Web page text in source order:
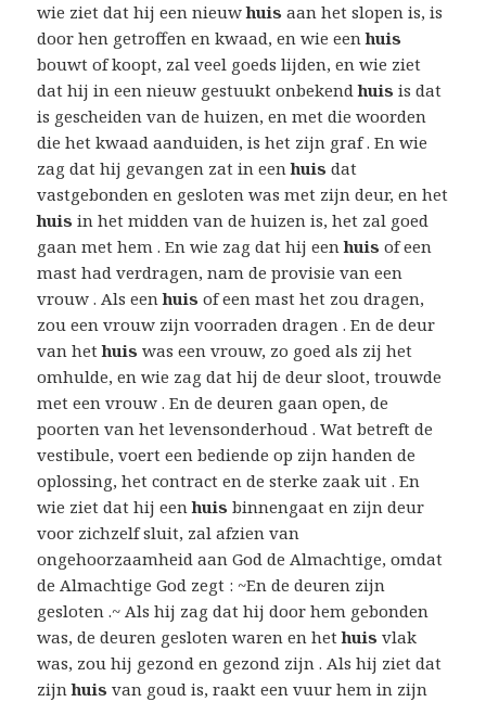
wie ziet dat hij een nieuwhuis aan het slopen is, is
door hen getroffen en kwaad, en wie eenhuis
bouwt of koopt, zal veel goeds lijden, en wie ziet
dat hij in een nieuw gestuukt onbekendhuis is dat
is gescheiden van de huizen, en met die woorden
die het kwaad aanduiden, is het zijn graf . En wie
zag dat hij gevangen zat in eenhuis dat
vastgebonden en gesloten was met zijn deur, en het
huis in het midden van de huizen is, het zal goed
gaan met hem . En wie zag dat hij eenhuis of een
mast had verdragen, nam de provisie van een
vrouw . Als eenhuis of een mast het zou dragen,
zou een vrouw zijn voorraden dragen . En de deur
van hethuis was een vrouw, zo goed als zij het
omhulde, en wie zag dat hij de deur sloot, trouwde
met een vrouw . En de deuren gaan open, de
poorten van het levensonderhoud . Wat betreft de
vestibule, voert een bediende op zijn handen de
oplossing, het contract en de sterke zaak uit . En
wie ziet dat hij eenhuis binnengaat en zijn deur
voor zichzelf sluit, zal afzien van
ongehoorzaamheid aan God de Almachtige, omdat
de Almachtige God zegt : ~En de deuren zijn
gesloten .~ Als hij zag dat hij door hem gebonden
was, de deuren gesloten waren en hethuis vlak
was, zou hij gezond en gezond zijn . Als hij ziet dat
zijnhuis van goud is, raakt een vuur hem in zijn